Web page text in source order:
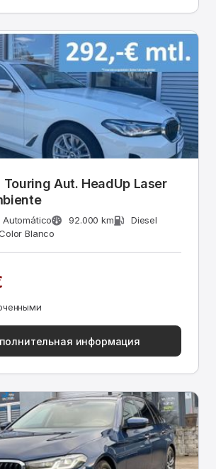
Touring Aut. HeadUp Laser
Automático 92.000 km
Diesel
Blanco
информация